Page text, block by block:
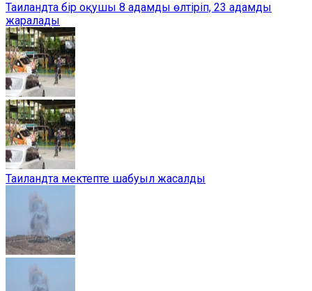
Таиландта бір оқушы 8 адамды өлтіріп, 23 адамды
жаралады
Таиландта мектепте шабуыл жасалды